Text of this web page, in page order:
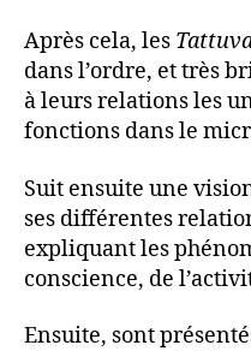
Après cela, les
dans l’ordre, et très
à leurs relations les
fonctions dans le
Suit ensuite une
ses différentes
expliquant les
conscience, de
Ensuite, sont